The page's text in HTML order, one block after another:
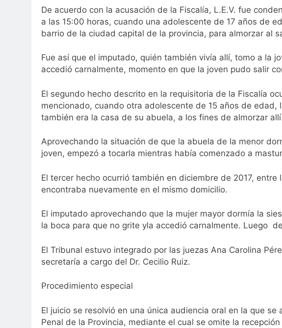
De acuerdo con la acusación de la Fiscalía, L.E.V. fue
a las 15:00 horas, cuando una adolescente de 17 años de
barrio de la ciudad capital de la provincia, para almorzar al
Fue así que el imputado, quién también vivía allí, tomo a la
accedió carnalmente, momento en que la joven pudo salir
El segundo hecho descrito en la requisitoria de la Fiscalía
mencionado, cuando otra adolescente de 15 años de
también era la casa de su abuela, a los fines de almorzar
Aprovechando la situación de que la abuela de la menor
joven, empezó a tocarla mientras había comenzado a
El tercer hecho ocurrió también en diciembre de 2017,
encontraba nuevamente en el mismo domicilio.
El imputado aprovechando que la mujer mayor dormía la
la boca para que no grite yla accedió carnalmente. Luego
El Tribunal estuvo integrado por las juezas Ana Carolina
secretaría a cargo del Dr. Cecilio Ruiz.
Procedimiento especial
El juicio se resolvió en una única audiencia oral en la que
Penal de la Provincia, mediante el cual se omite la